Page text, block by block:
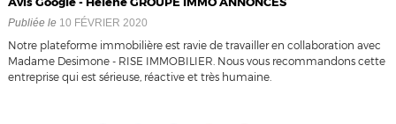
Publiée le 10 FÉVRIER 2020
Notre plateforme immobilière est ravie de travailler en collaboration avec
Madame Desimone - RISE IMMOBILIER. Nous vous recommandons cette
entreprise qui est sérieuse, réactive et très humaine.